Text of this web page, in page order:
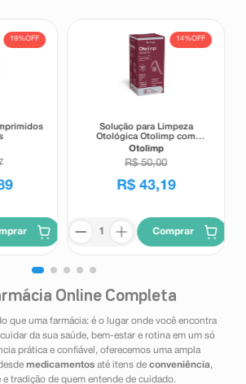
19%OFF 14%OFF
Solução para Limpeza
Otológica Otolimp com
Gotejador 2ml
Otolimp
R$ 50,00
R$ 43,19
Comprar
Online Completa
que uma farmácia: é o lugar onde você encontra
da sua saúde, bem-estar e rotina em um só
prática e confiável, oferecemos uma ampla
medicamentosaté itens de conveniência,
e tradição de quem entende de cuidado.